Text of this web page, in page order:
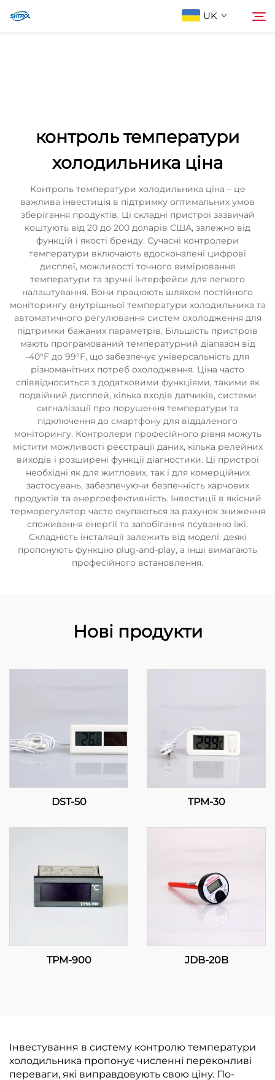
UK
Зв'яжіться з нами
контроль температури
холодильника ціна
Контроль температури холодильника ціна – це
важлива інвестиція в підтримку оптимальних умов
зберігання продуктів. Ці складні пристрої зазвичай
коштують від 20 до 200 доларів США, залежно від
функцій і якості бренду. Сучасні контролери
температури включають вдосконалені цифрові
дисплеї, можливості точного вимірювання
температури та зручні інтерфейси для легкого
налаштування. Вони працюють шляхом постійного
моніторингу внутрішньої температури холодильника та
автоматичного регулювання систем охолодження для
підтримки бажаних параметрів. Більшість пристроїв
мають програмований температурний діапазон від
-40°F до 99°F, що забезпечує універсальність для
різноманітних потреб охолодження. Ціна часто
співвідноситься з додатковими функціями, такими як
подвійний дисплей, кілька входів датчиків, системи
сигналізації про порушення температури та
підключення до смартфону для віддаленого
моніторингу. Контролери професійного рівня можуть
містити можливості реєстрації даних, кілька релейних
виходів і розширені функції діагностики. Ці пристрої
необхідні як для житлових, так і для комерційних
застосувань, забезпечуючи безпечність харчових
продуктів та енергоефективність. Інвестиції в якісний
терморегулятор часто окупаються за рахунок зниження
споживання енергії та запобігання псуванню їжі.
Складність інсталяції залежить від моделі: деякі
пропонують функцію plug-and-play, а інші вимагають
професійного встановлення.
Нові продукти
DST-50 TPM-30
TPM-900 JDB-20B
Інвестування в систему контролю температури
холодильника пропонує численні переконливі
переваги, які виправдовують свою ціну. По-